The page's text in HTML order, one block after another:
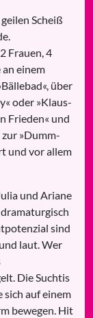
Scheiß
Frauen, 4
einem
über
oder »Klaus-
Frieden« und
zur »Dumm-
und vor allem
und Ariane
sind
laut. Wer
Die Suchtis
sich auf einem
bewegen. Hit